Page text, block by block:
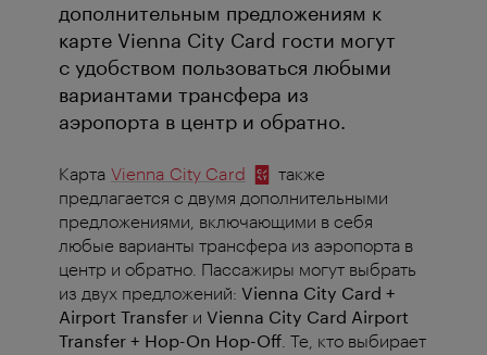
дополнительным предложениям к
карте Vienna City Card гости могут
с удобством пользоваться любыми
вариантами трансфера из
аэропорта в центр и обратно.
Карта Vienna City Card
также
предлагается с двумя дополнительными
предложениями, включающими в себя
любые варианты трансфера из аэропорта в
центр и обратно. Пассажиры могут выбрать
из двух предложений: Vienna City Card +
Airport Transfer и Vienna City Card Airport
Transfer + Hop-On Hop-Off Те, кто выбирает